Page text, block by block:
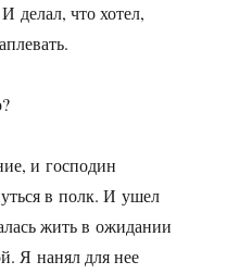
делал, что хотел,
и господин
в полк. И ушел
жить в ожидании
Я нанял для нее